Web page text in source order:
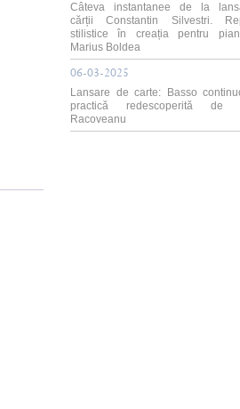
Câteva instantanee de la
cărții Constantin Silvestri.
stilistice în creația pentru
Marius Boldea
06-03-2025
Lansare de carte: Basso
practică redescoperită de
Racoveanu